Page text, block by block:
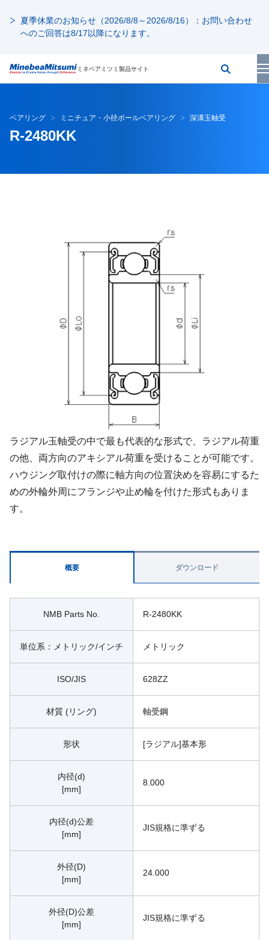
夏季休業のお知らせ（2026/8/8～2026/8/16）：お問い合わせ
へのご回答は8/17以降になります。
ミネベアミツミ製品サイト
ベアリング ミニチュア・小径ボールベアリング 深溝玉軸受
R-2480KK
ラジアル玉軸受の中で最も代表的な形式で、ラジアル荷重
の他、両方向のアキシアル荷重を受けることが可能です。
ハウジング取付けの際に軸方向の位置決めを容易にするた
めの外輪外周にフランジや止め輪を付けた形式もありま
す。
概要
NMB Parts No. R-2480KK
単位系：メトリック/インチ メトリック
ISO/JIS 628ZZ
材質 (リング) 軸受鋼
形状 [ラジアル]基本形
内径(d)
[mm]
8.000
内径(d)公差
[mm]
JIS規格に準ずる
外径(D)
[mm]
24.000
外径(D)公差
[mm]
JIS規格に準ずる
ダウンロード